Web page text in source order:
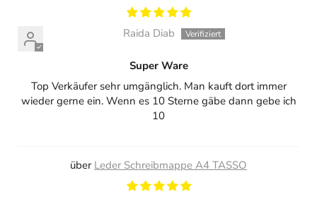
Raida Diab
Super Ware
Top Verkäufer sehr umgänglich. Man kauft dort immer
wieder gerne ein. Wenn es 10 Sterne gäbe dann gebe ich
10
Leder Schreibmappe A4 TASSO